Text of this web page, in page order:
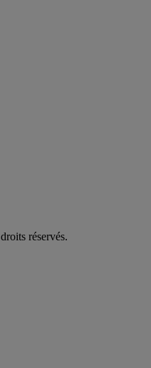
réservés.